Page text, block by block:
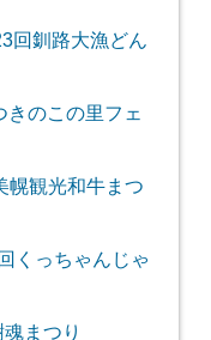
回釧路大漁どん
のこの里フェ
幌観光和牛まつ
くっちゃんじゃ
まつり